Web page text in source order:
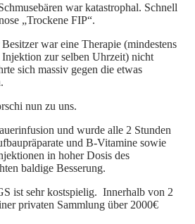
war katastrophal. Schnell
„Trockene FIP“.
war eine Therapie (mindestens
Injektion zur selben Uhrzeit) nicht
sich massiv gegen die etwas
nun zu uns.
und wurde alle 2 Stunden
und B-Vitamine sowie
in hoher Dosis des
baldige Besserung.
ist sehr kostspielig. Innerhalb von 2
privaten Sammlung über 2000€